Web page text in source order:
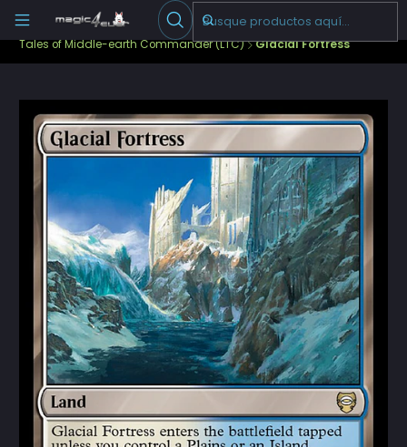
Escribenos
Cartas Sueltas Magic Commander
Tales of Middle-earth Commander (LTC) Glacial Fortress